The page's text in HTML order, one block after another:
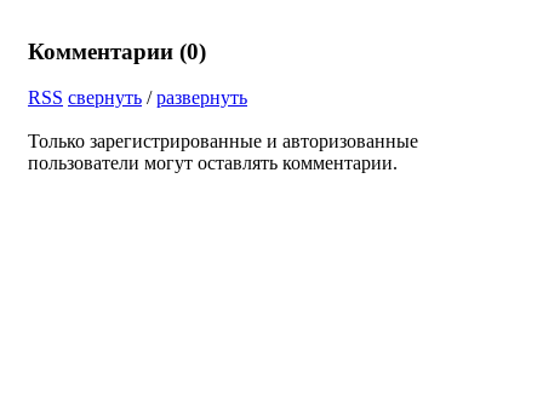
Комментарии (0)
RSS свернуть /развернуть
Только зарегистрированные и авторизованные
пользователи могут оставлять комментарии.